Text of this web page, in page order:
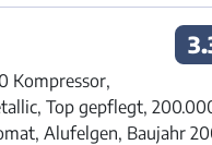
Kompressor,
Top gepflegt,
Alufelgen, Baujahr